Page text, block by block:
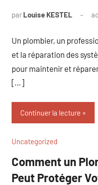
par Louise KESTEL
Un plombier, un
et la réparation des
pour maintenir et
[…]
Continuer la lecture
Uncategorized
Comment un
Peut Protéger